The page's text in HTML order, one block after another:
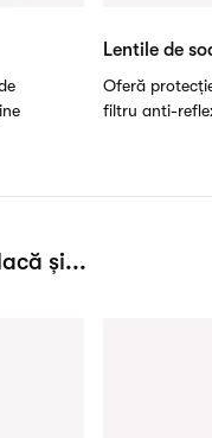
Lentile de
Oferă
filtru anti-
și...